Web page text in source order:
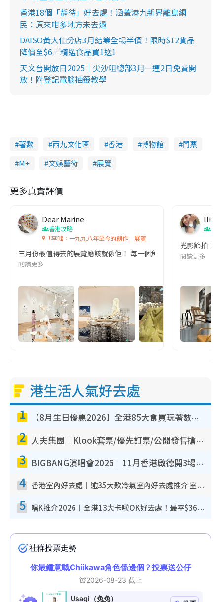
n
T
m
香港18個「靜待」好去處！涵蓋港九新界離島網
民：原來咁多地方未去過
DAISO黃大仙分店3月結業全場半價！限時$12貨品
降價至$6／精選食品買1送1
天文台開放日2025｜尖沙咀總部3月一連2日免費開
放！附登記電腦抽籤教學
著數 西九文化區 香港 博物館
門票
M+
文娛藝術 展覽
更多真實評價
Dear Marine
香港攻略
「李昢：一九九八年至今的創作」展覽
三月份最值得去的展覽應該就係佢！ 每一個角落拍攝都像明信
閱讀更多
光影節拍：
閱讀更多
港生活人氣好去處
1 【8月生日優惠2026】全港85大食買玩著數攻略 自助餐/火鍋放題同行免費＋誠品/DONKI送現金券
2 人夫集團｜Klook套票/優先訂票/公開發售搶飛攻略！附票價.購票連結.場地座位表
3 BIGBANG演唱會2026｜11月香港啟德開3場！實名制VIP申請、優先購票攻略
4 香港室內好去處｜逾35大歎冷氣室內好去處推介 室內活動免費避雨無懼落雨
5 唱K推介2026︱全港13大卡啦OK好去處！最平$36起 日文K都有！(附地址+收費詳情)